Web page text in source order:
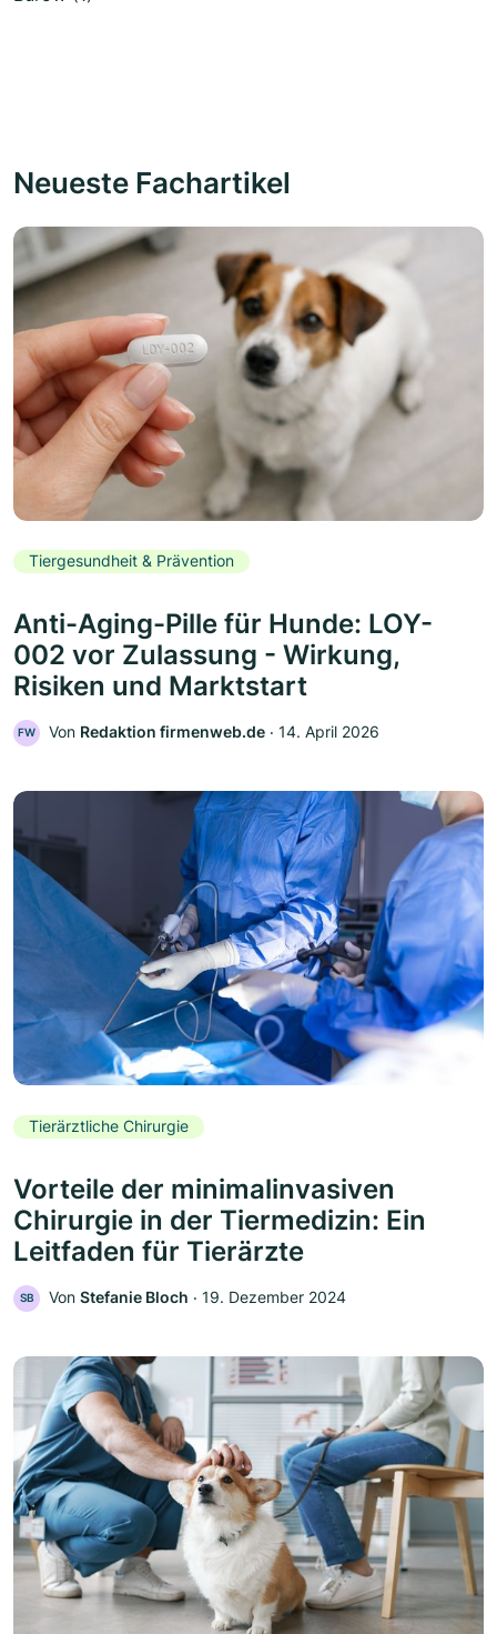
Neueste Fachartikel
Tiergesundheit & Prävention
Anti-Aging-Pille für Hunde: LOY-
002 vor Zulassung - Wirkung,
Risiken und Marktstart
FW Von Redaktion firmenweb.de ‧ 14. April 2026
Tierärztliche Chirurgie
Vorteile der minimalinvasiven
Chirurgie in der Tiermedizin: Ein
Leitfaden für Tierärzte
SB Von Stefanie Bloch ‧ 19. Dezember 2024